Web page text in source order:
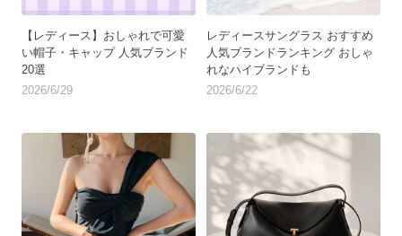
【レディース】おしゃれで可愛
い帽子・キャップ 人気ブランド
20選
2026/6/29
レディースサングラス おすすめ
人気ブランドランキング おしゃ
れなハイブランドも
2026/6/22